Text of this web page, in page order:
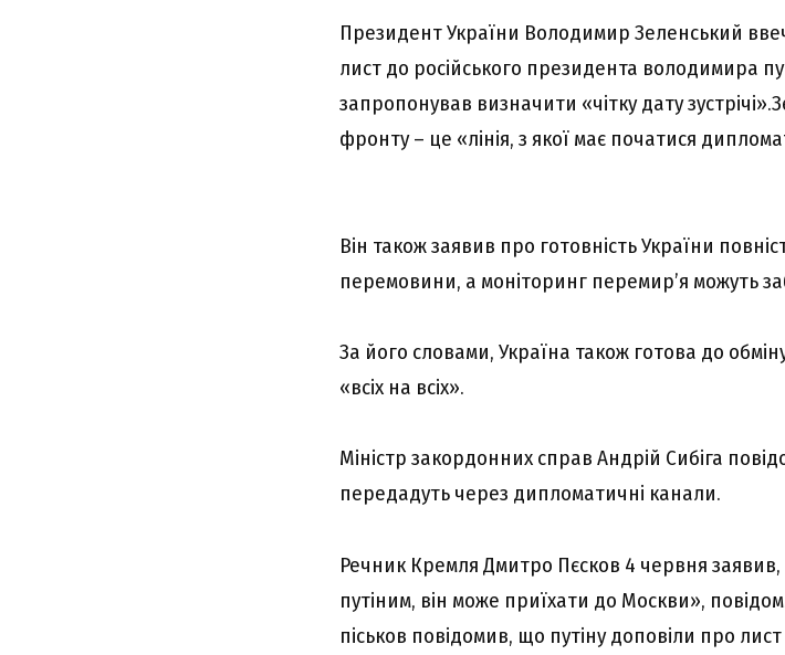
Президент України Володимир Зеленський
лист до російського президента володимира
запропонував визначити «чітку дату
фронту – це «лінія, з якої має початися
Він також заявив про готовність України
перемовини, а моніторинг перемир’я можуть
За його словами, Україна також готова до
«всіх на всіх».
Міністр закордонних справ Андрій Сибіга
передадуть через дипломатичні канали.
Речник Кремля Дмитро Пєсков 4 червня
путіним, він може приїхати до Москви»,
піськов повідомив, що путіну доповіли про